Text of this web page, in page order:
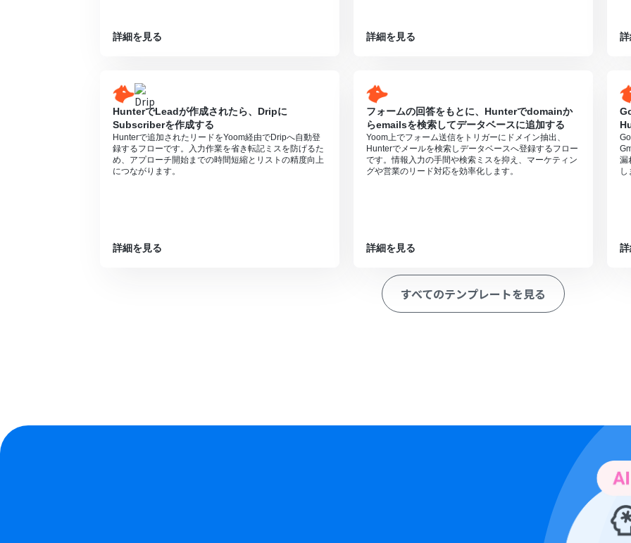
詳細を見る 詳細を見る
HunterでLeadが作成されたら、Dripに
Subscriberを作成する
Hunterで追加されたリードをYoom経由でDripへ自動登
録するフローです。入力作業を省き転記ミスを防げるた
め、アプローチ開始までの時間短縮とリストの精度向上
につながります。
詳細を見る
フォームの回答をもとに、Hunterでdomainか
らemailsを検索してデータベースに追加する
Yoom上でフォーム送信をトリガーにドメイン抽出、
Hunterでメールを検索しデータベースへ登録するフロー
です。情報入力の手間や検索ミスを抑え、マーケティン
グや営業のリード対応を効率化します。
詳細を見る
漏
し
すべてのテンプレートを見る